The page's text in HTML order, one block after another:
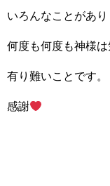
いろんなことがあり
何度も何度も神様
有り難いことです。
感謝